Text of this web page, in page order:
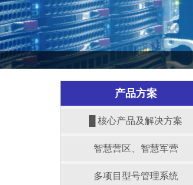
产品方案
█ 核心产品及解决方案
智慧营区、智慧军营
多项目型号管理系统